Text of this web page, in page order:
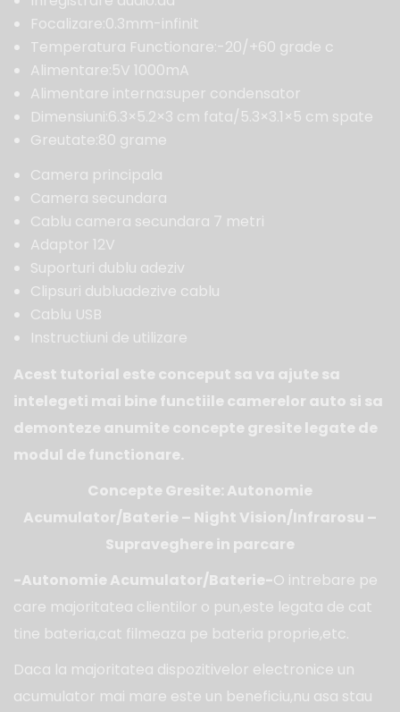
Focalizare:0.3mm-infinit
Temperatura Functionare:-20/+60 grade c
Alimentare:5V 1000mA
Alimentare interna:super condensator
Dimensiuni:6.3×5.2×3 cm fata/5.3×3.1×5 cm spate
Greutate:80 grame
Camera principala
Camera secundara
Cablu camera secundara 7 metri
Adaptor 12V
Suporturi dublu adeziv
Clipsuri dubluadezive cablu
Cablu USB
Instructiuni de utilizare
Acest tutorial este conceput sa va ajute sa
intelegeti mai bine functiile camerelor auto si sa
demonteze anumite concepte gresite legate de
modul de functionare.
Concepte Gresite: Autonomie
Acumulator/Baterie – Night Vision/Infrarosu –
Supraveghere in parcare
-Autonomie Acumulator/Baterie-O intrebare pe
care majoritatea clientilor o pun,este legata de cat
tine bateria,cat filmeaza pe bateria proprie,etc.
Daca la majoritatea dispozitivelor electronice un
acumulator mai mare este un beneficiu,nu asa stau